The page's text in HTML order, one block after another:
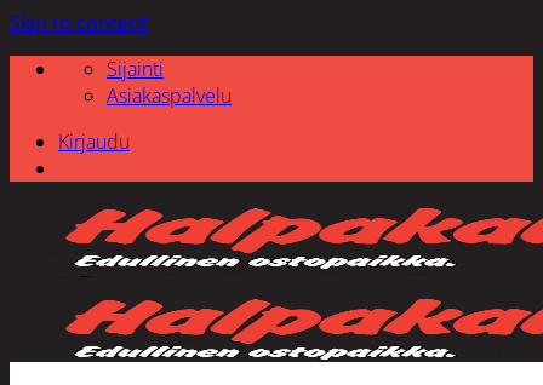
Skip to content
Sijainti
Asiakaspalvelu
Kirjaudu